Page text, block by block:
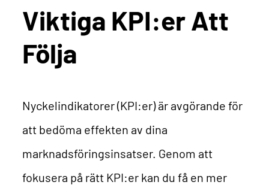
Viktiga KPI:er Att
Följa
Nyckelindikatorer (KPI:er) är avgörande för
att bedöma effekten av dina
marknadsföringsinsatser. Genom att
fokusera på rätt KPI:er kan du få en mer